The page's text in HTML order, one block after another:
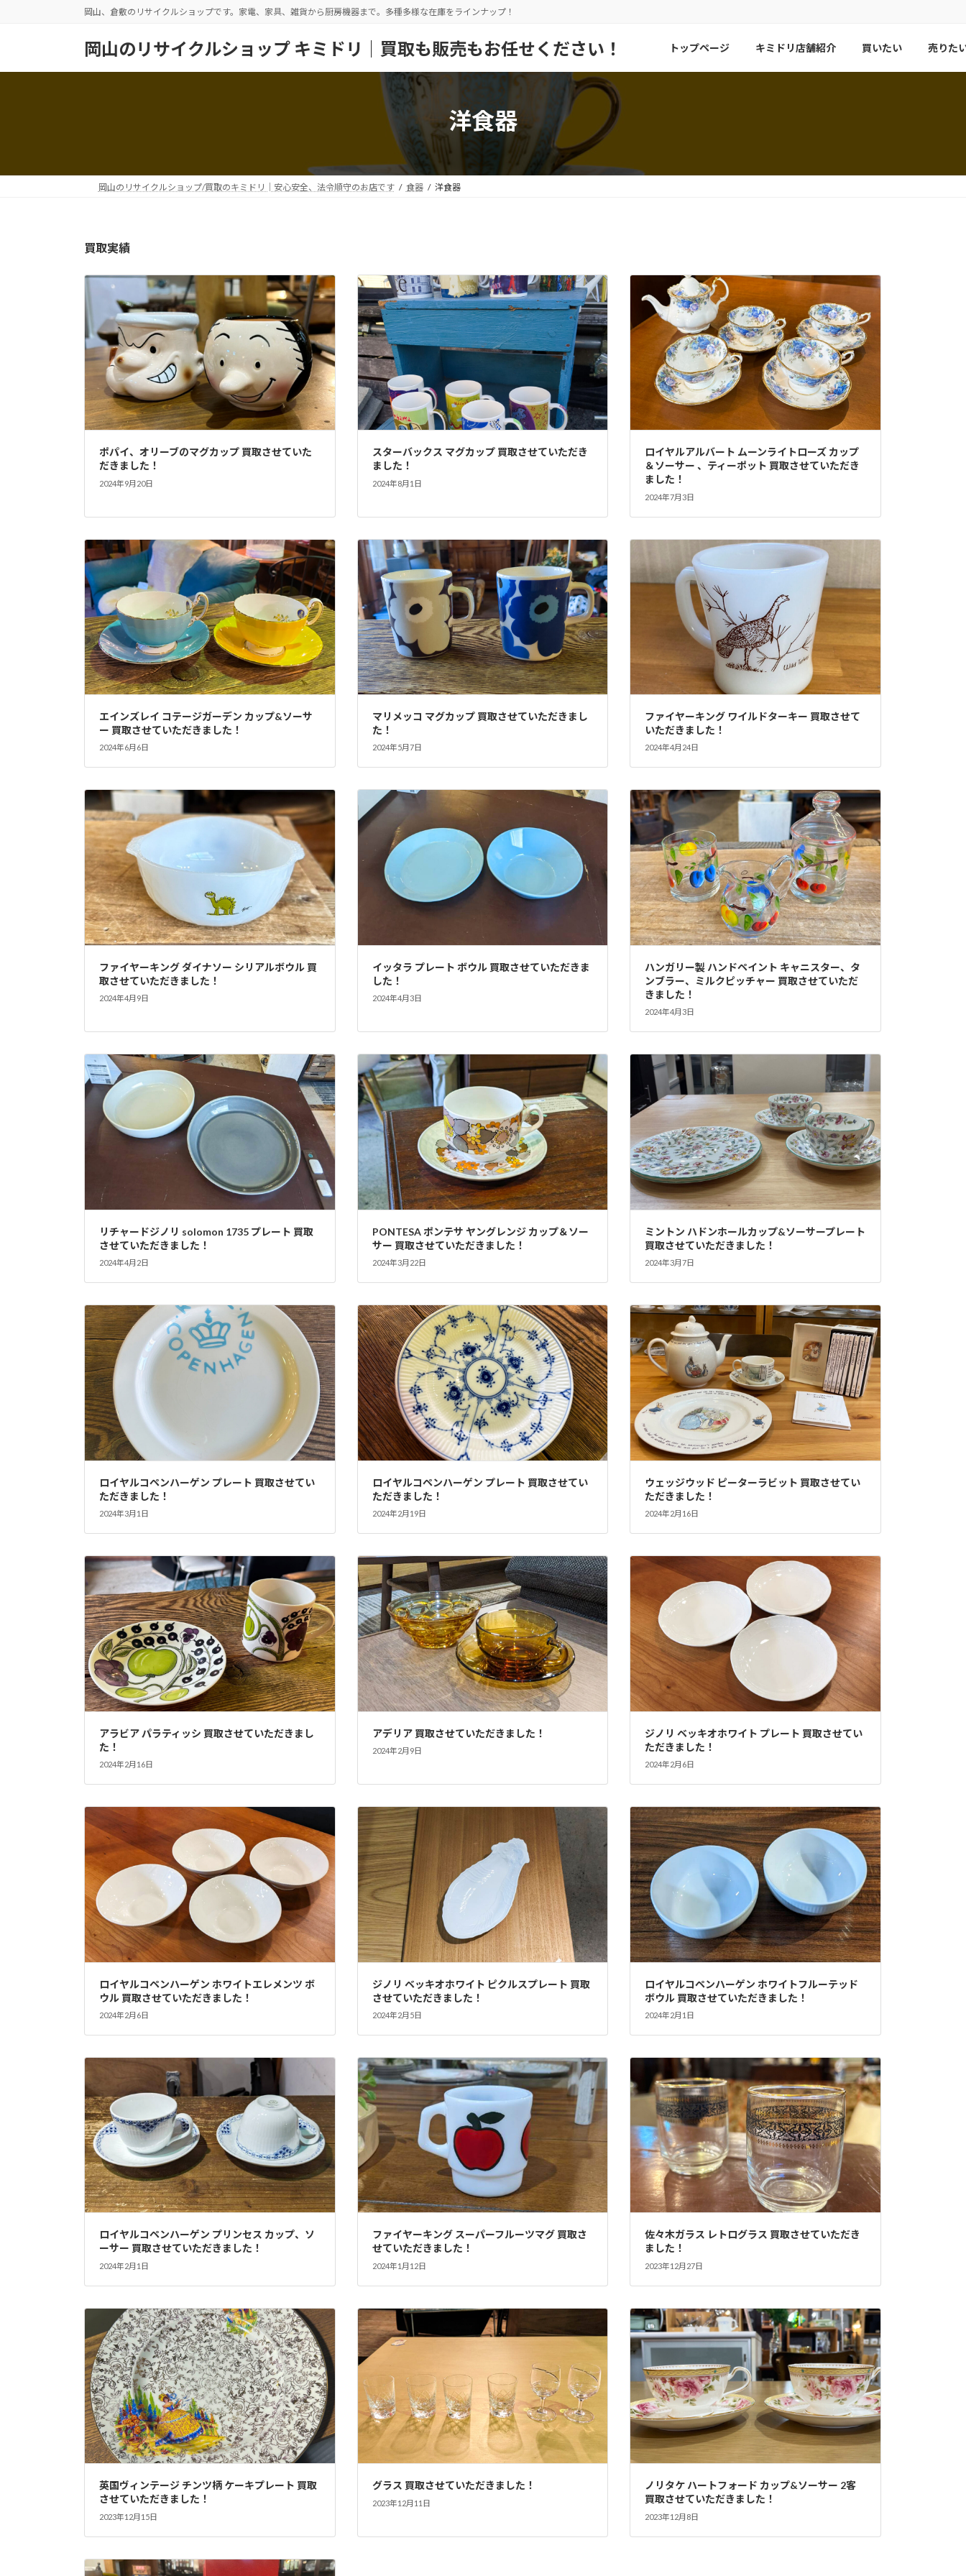
岡山、倉敷のリサイクルショップです。家電、家具、雑貨から厨房機器まで。多種多様な在庫をラインナップ！
岡山のリサイクルショップ キミドリ｜買取も販売もお任せください！ トップページ キミドリ店舗紹介 買いたい 売りた
洋食器
岡山のリサイクルショップ/買取のキミドリ│安心安全、法令順守のお店です 食器 洋食器
買取実績
ポパイ、オリーブのマグカップ 買取させていた
だきました！
2024年9月20日
スターバックス マグカップ 買取させていただき
ました！
2024年8月1日
ロイヤルアルバート ムーンライトローズ カップ
＆ソーサー 、ティーポット 買取させていただき
ました！
2024年7月3日
エインズレイ コテージガーデン カップ&ソーサ
ー 買取させていただきました！
2024年6月6日
マリメッコ マグカップ 買取させていただきまし
た！
2024年5月7日
ファイヤーキング ワイルドターキー 買取させて
いただきました！
2024年4月24日
ファイヤーキング ダイナソー シリアルボウル 買
取させていただきました！
2024年4月9日
イッタラ プレート ボウル 買取させていただきま
した！
2024年4月3日
ハンガリー製 ハンドペイント キャニスター、タ
ンブラー、ミルクピッチャー 買取させていただ
きました！
2024年4月3日
リチャードジノリ solomon 1735 プレート 買取
させていただきました！
2024年4月2日
PONTESA ポンテサ ヤングレンジ カップ＆ソー
サー 買取させていただきました！
2024年3月22日
ミントン ハドンホールカップ&ソーサープレート
買取させていただきました！
2024年3月7日
ロイヤルコペンハーゲン プレート 買取させてい
ただきました！
2024年3月1日
ロイヤルコペンハーゲン プレート 買取させてい
ただきました！
2024年2月19日
ウェッジウッド ピーターラビット 買取させてい
ただきました！
2024年2月16日
アラビア パラティッシ 買取させていただきまし
た！
2024年2月16日
アデリア 買取させていただきました！
2024年2月9日
ジノリ ベッキオホワイト プレート 買取させてい
ただきました！
2024年2月6日
ロイヤルコペンハーゲン ホワイトエレメンツ ボ
ウル 買取させていただきました！
2024年2月6日
ジノリ ベッキオホワイト ピクルスプレート 買取
させていただきました！
2024年2月5日
ロイヤルコペンハーゲン ホワイトフルーテッド
ボウル 買取させていただきました！
2024年2月1日
ロイヤルコペンハーゲン プリンセス カップ、ソ
ーサー 買取させていただきました！
2024年2月1日
ファイヤーキング スーパーフルーツマグ 買取さ
せていただきました！
2024年1月12日
佐々木ガラス レトログラス 買取させていただき
ました！
2023年12月27日
英国ヴィンテージ チンツ柄 ケーキプレート 買取
させていただきました！
2023年12月15日
グラス 買取させていただきました！
2023年12月11日
ノリタケ ハートフォード カップ&ソーサー 2客
買取させていただきました！
2023年12月8日